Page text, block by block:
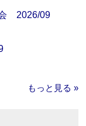
2026/09
もっと見る »